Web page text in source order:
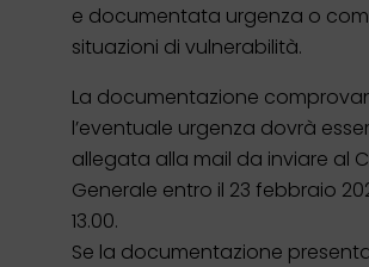
e documentata urgenza o
situazioni di vulnerabilità.
La documentazione
l’eventuale urgenza dovrà
allegata alla mail da inviare al
Generale entro il 23 febbraio
13.00.
Se la documentazione